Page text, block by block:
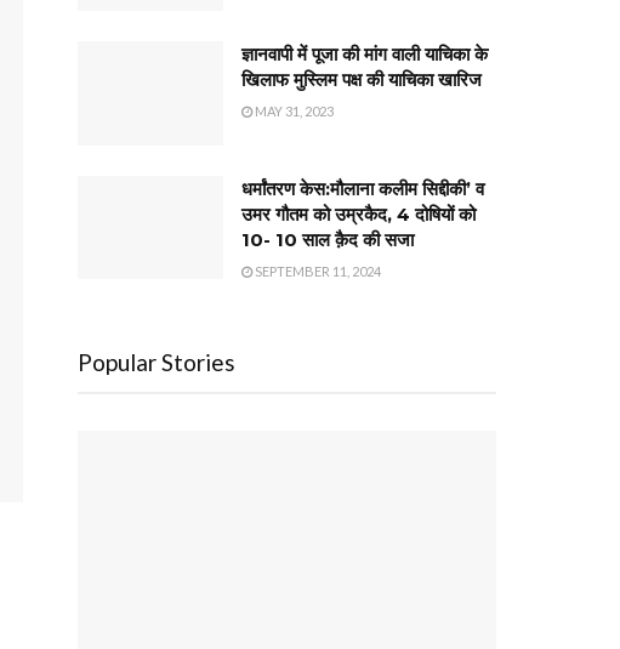
ज्ञानवापी में पूजा की मांग वाली याचिका के
खिलाफ मुस्लिम पक्ष की याचिका खारिज
MAY 31, 2023
धर्मांतरण केस:मौलाना कलीम सिद्दीकी’ व
उमर गौतम को उम्रकैद, 4 दोषियों को
10- 10 साल क़ैद की सजा
SEPTEMBER 11, 2024
Popular Stories